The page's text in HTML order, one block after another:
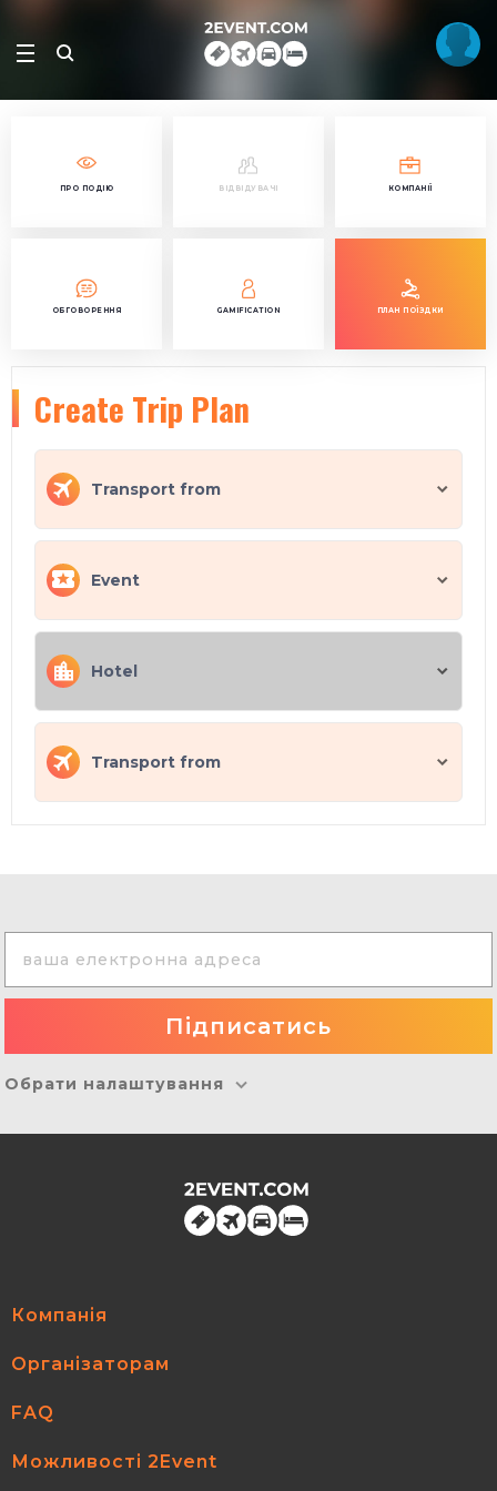
ПРО ПОДІЮ ВІДВІДУВАЧІ КОМПАНІЇ
ОБГОВОРЕННЯ GAMIFICATION ПЛАН ПОЇЗДКИ
Create Trip Plan
Transport from
Event
Hotel
Transport from
Обрати налаштування
Компанія
Організаторам
FAQ
Можливості 2Event